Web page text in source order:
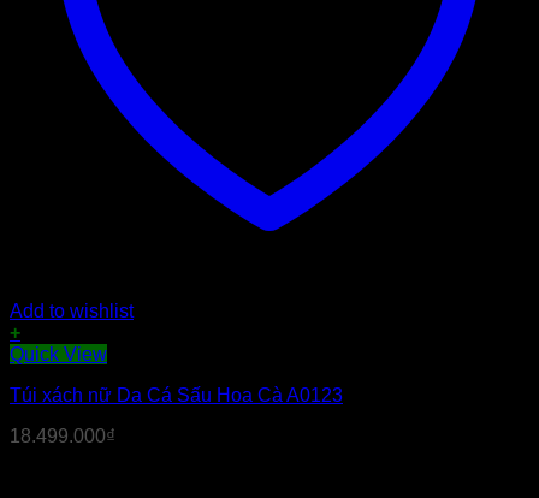
Add to wishlist
+
Quick View
Túi xách nữ Da Cá Sấu Hoa Cà A0123
18.499.000₫